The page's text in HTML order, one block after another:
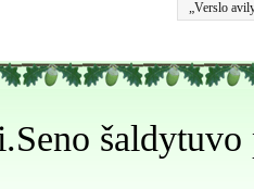
„Verslo
šaldytuvo